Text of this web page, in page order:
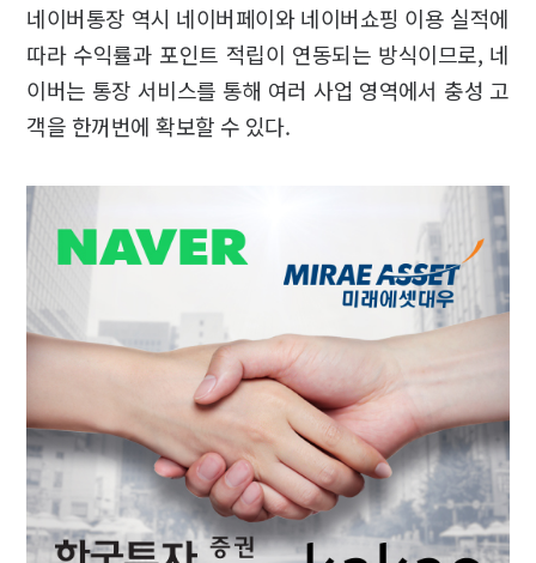
네이버통장 역시 네이버페이와 네이버쇼핑 이용 실적에
따라 수익률과 포인트 적립이 연동되는 방식이므로, 네
이버는 통장 서비스를 통해 여러 사업 영역에서 충성 고
객을 한꺼번에 확보할 수 있다.